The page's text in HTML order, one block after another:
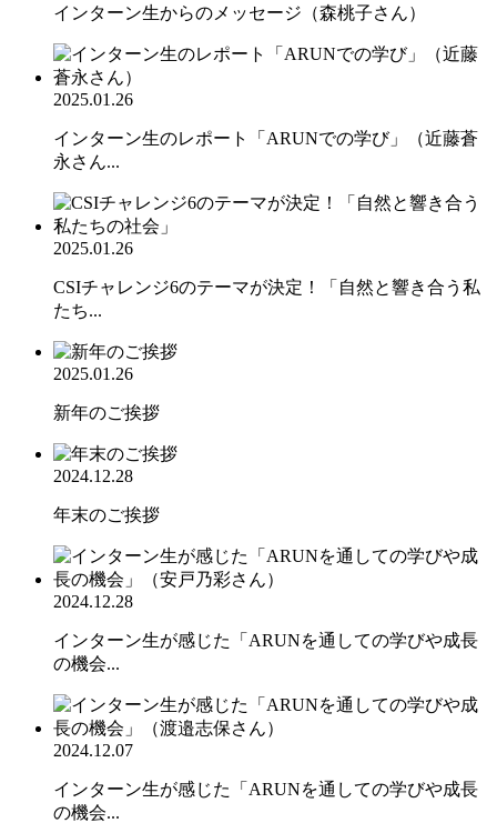
インターン生からのメッセージ（森桃子さん）
2025.01.26
インターン生のレポート「ARUNでの学び」（近藤蒼
永さん...
2025.01.26
CSIチャレンジ6のテーマが決定！「自然と響き合う私
たち...
2025.01.26
新年のご挨拶
2024.12.28
年末のご挨拶
2024.12.28
インターン生が感じた「ARUNを通しての学びや成長
の機会...
2024.12.07
インターン生が感じた「ARUNを通しての学びや成長
の機会...